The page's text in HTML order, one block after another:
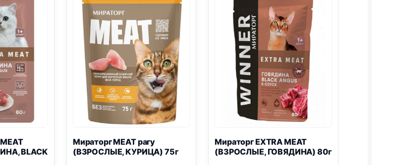
75г
BLACK
Мираторг MEAT рагу
(ВЗРОСЛЫЕ, КУРИЦА) 75г
Мираторг EXTRA MEAT
(ВЗРОСЛЫЕ, ГОВЯДИНА) 80г